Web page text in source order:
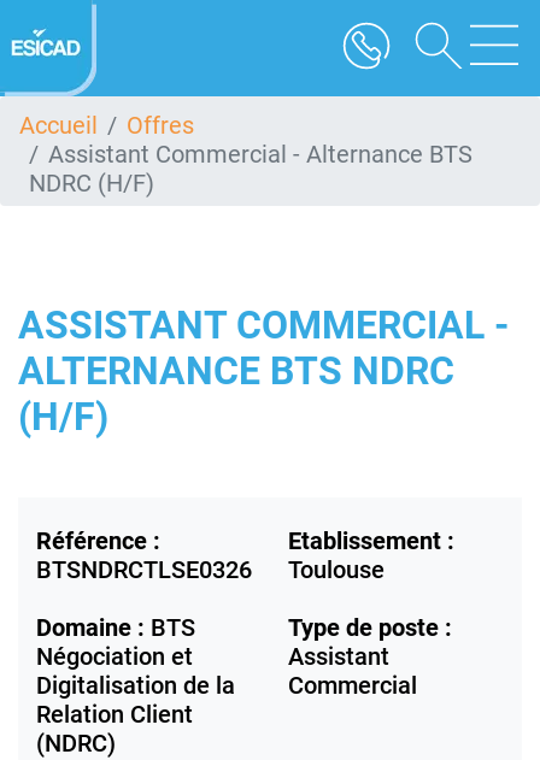
au
contenu
Accueil
Offres
Assistant Commercial - Alternance BTS
NDRC (H/F)
ASSISTANT COMMERCIAL -
ALTERNANCE BTS NDRC
(H/F)
Référence :
BTSNDRCTLSE0326
Etablissement :
Toulouse
Domaine : BTS
Négociation et
Digitalisation de la
Relation Client
(NDRC)
Type de poste :
Assistant
Commercial